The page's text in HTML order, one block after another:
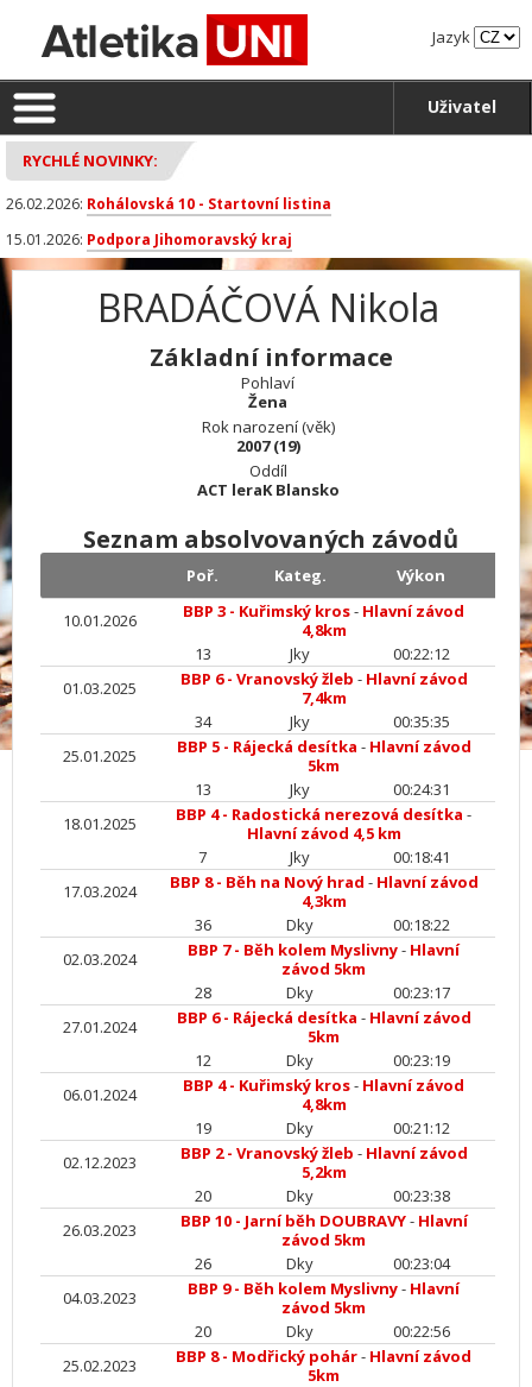
Jazyk
Uživatel
RYCHLÉ NOVINKY:
26.02.2026: Rohálovská 10 - Startovní listina
15.01.2026: Podpora Jihomoravský kraj
BRADÁČOVÁ Nikola
Základní informace
Pohlaví
Žena
Rok narození (věk)
2007 (19)
Oddíl
ACT leraK Blansko
Seznam absolvovaných závodů
Poř. Kateg. Výkon
10.01.2026 BBP 3 - Kuřimský kros- Hlavní závod
4,8km
13
Jky
00:22:12
01.03.2025
BBP 6 - Vranovský žleb - Hlavní závod
7,4km
34
Jky
00:35:35
25.01.2025
BBP 5 - Rájecká desítka - Hlavní závod
5km
13
Jky
00:24:31
18.01.2025
BBP 4 - Radostická nerezová desítka -
Hlavní závod 4,5 km
7
Jky
00:18:41
17.03.2024
BBP 8 - Běh na Nový hrad - Hlavní závod
4,3km
36
Dky
00:18:22
02.03.2024
BBP 7 - Běh kolem Myslivny- Hlavní
závod 5km
28
Dky
00:23:17
27.01.2024
BBP 6 - Rájecká desítka - Hlavní závod
5km
12
Dky
00:23:19
06.01.2024
BBP 4 - Kuřimský kros- Hlavní závod
4,8km
19
Dky
00:21:12
02.12.2023
BBP 2 - Vranovský žleb - Hlavní závod
5,2km
20
Dky
00:23:38
26.03.2023
BBP 10 - Jarní běh DOUBRAVY- Hlavní
závod 5km
26
Dky
00:23:04
04.03.2023
BBP 9 - Běh kolem Myslivny- Hlavní
závod 5km
20
Dky
00:22:56
25.02.2023
BBP 8 - Modřický pohár- Hlavní závod
5km